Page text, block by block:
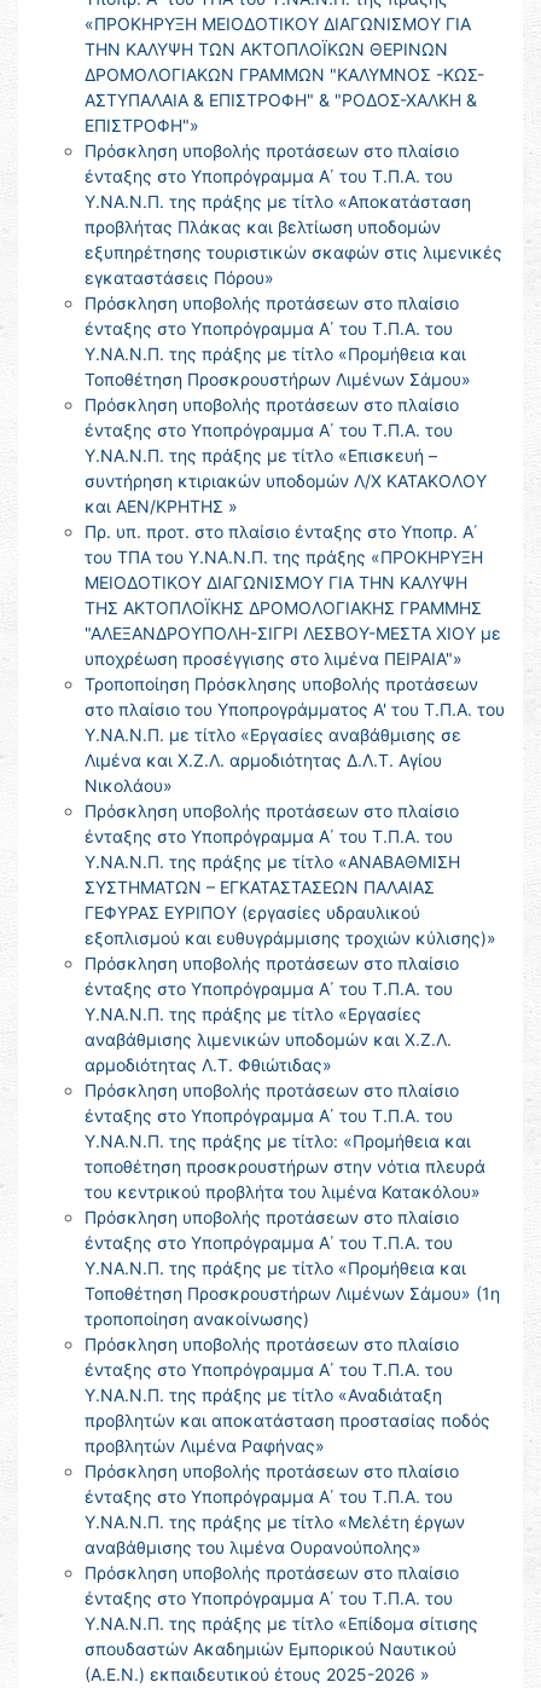
«ΠΡΟΚΗΡΥΞΗ ΜΕΙΟΔΟΤΙΚΟΥ ΔΙΑΓΩΝΙΣΜΟΥ ΓΙΑ
ΤΗΝ ΚΑΛΥΨΗ ΤΩΝ ΑΚΤΟΠΛΟΪΚΩΝ ΘΕΡΙΝΩΝ
ΔΡΟΜΟΛΟΓΙΑΚΩΝ ΓΡΑΜΜΩΝ "ΚΑΛΥΜΝΟΣ -ΚΩΣ-
ΑΣΤΥΠΑΛΑΙΑ & ΕΠΙΣΤΡΟΦΗ" & "ΡΟΔΟΣ-ΧΑΛΚΗ &
ΕΠΙΣΤΡΟΦΗ"»
Πρόσκληση υποβολής προτάσεων στο πλαίσιο
ένταξης στο Υποπρόγραμμα Α΄ του Τ.Π.Α. του
Υ.ΝΑ.Ν.Π. της πράξης με τίτλο «Αποκατάσταση
προβλήτας Πλάκας και βελτίωση υποδομών
εξυπηρέτησης τουριστικών σκαφών στις λιμενικές
εγκαταστάσεις Πόρου»
Πρόσκληση υποβολής προτάσεων στο πλαίσιο
ένταξης στο Υποπρόγραμμα Α΄ του Τ.Π.Α. του
Υ.ΝΑ.Ν.Π. της πράξης με τίτλο «Προμήθεια και
Τοποθέτηση Προσκρουστήρων Λιμένων Σάμου»
Πρόσκληση υποβολής προτάσεων στο πλαίσιο
ένταξης στο Υποπρόγραμμα Α΄ του Τ.Π.Α. του
Υ.ΝΑ.Ν.Π. της πράξης με τίτλο «Επισκευή –
συντήρηση κτιριακών υποδομών Λ/Χ ΚΑΤΑΚΟΛΟΥ
και ΑΕΝ/ΚΡΗΤΗΣ »
Πρ. υπ. προτ. στο πλαίσιο ένταξης στο Υποπρ. Α΄
του ΤΠΑ του Υ.ΝΑ.Ν.Π. της πράξης «ΠΡΟΚΗΡΥΞΗ
ΜΕΙΟΔΟΤΙΚΟΥ ΔΙΑΓΩΝΙΣΜΟΥ ΓΙΑ ΤΗΝ ΚΑΛΥΨΗ
ΤΗΣ ΑΚΤΟΠΛΟΪΚΗΣ ΔΡΟΜΟΛΟΓΙΑΚΗΣ ΓΡΑΜΜΗΣ
"ΑΛΕΞΑΝΔΡΟΥΠΟΛΗ-ΣΙΓΡΙ ΛΕΣΒΟΥ-ΜΕΣΤΑ ΧΙΟΥ με
υποχρέωση προσέγγισης στο λιμένα ΠΕΙΡΑΙΑ"»
Τροποποίηση Πρόσκλησης υποβολής προτάσεων
στο πλαίσιο του Υποπρογράμματος Α' του Τ.Π.Α. του
Υ.ΝΑ.Ν.Π. με τίτλο «Εργασίες αναβάθμισης σε
Λιμένα και Χ.Ζ.Λ. αρμοδιότητας Δ.Λ.Τ. Αγίου
Νικολάου»
Πρόσκληση υποβολής προτάσεων στο πλαίσιο
ένταξης στο Υποπρόγραμμα Α΄ του Τ.Π.Α. του
Υ.ΝΑ.Ν.Π. της πράξης με τίτλο «ΑΝΑΒΑΘΜΙΣΗ
ΣΥΣΤΗΜΑΤΩΝ – ΕΓΚΑΤΑΣΤΑΣΕΩΝ ΠΑΛΑΙΑΣ
ΓΕΦΥΡΑΣ ΕΥΡΙΠΟΥ (εργασίες υδραυλικού
εξοπλισμού και ευθυγράμμισης τροχιών κύλισης)»
Πρόσκληση υποβολής προτάσεων στο πλαίσιο
ένταξης στο Υποπρόγραμμα Α΄ του Τ.Π.Α. του
Υ.ΝΑ.Ν.Π. της πράξης με τίτλο «Εργασίες
αναβάθμισης λιμενικών υποδομών και Χ.Ζ.Λ.
αρμοδιότητας Λ.Τ. Φθιώτιδας»
Πρόσκληση υποβολής προτάσεων στο πλαίσιο
ένταξης στο Υποπρόγραμμα Α΄ του Τ.Π.Α. του
Υ.ΝΑ.Ν.Π. της πράξης με τίτλο: «Προμήθεια και
τοποθέτηση προσκρουστήρων στην νότια πλευρά
του κεντρικού προβλήτα του λιμένα Κατακόλου»
Πρόσκληση υποβολής προτάσεων στο πλαίσιο
ένταξης στο Υποπρόγραμμα Α΄ του Τ.Π.Α. του
Υ.ΝΑ.Ν.Π. της πράξης με τίτλο «Προμήθεια και
Τοποθέτηση Προσκρουστήρων Λιμένων Σάμου» (1η
τροποποίηση ανακοίνωσης)
Πρόσκληση υποβολής προτάσεων στο πλαίσιο
ένταξης στο Υποπρόγραμμα Α΄ του Τ.Π.Α. του
Υ.ΝΑ.Ν.Π. της πράξης με τίτλο «Αναδιάταξη
προβλητών και αποκατάσταση προστασίας ποδός
προβλητών Λιμένα Ραφήνας»
Πρόσκληση υποβολής προτάσεων στο πλαίσιο
ένταξης στο Υποπρόγραμμα Α΄ του Τ.Π.Α. του
Υ.ΝΑ.Ν.Π. της πράξης με τίτλο «Μελέτη έργων
αναβάθμισης του λιμένα Ουρανούπολης»
Πρόσκληση υποβολής προτάσεων στο πλαίσιο
ένταξης στο Υποπρόγραμμα Α΄ του Τ.Π.Α. του
Υ.ΝΑ.Ν.Π. της πράξης με τίτλο «Επίδομα σίτισης
σπουδαστών Ακαδημιών Εμπορικού Ναυτικού
(Α.Ε.Ν.) εκπαιδευτικού έτους 2025-2026 »